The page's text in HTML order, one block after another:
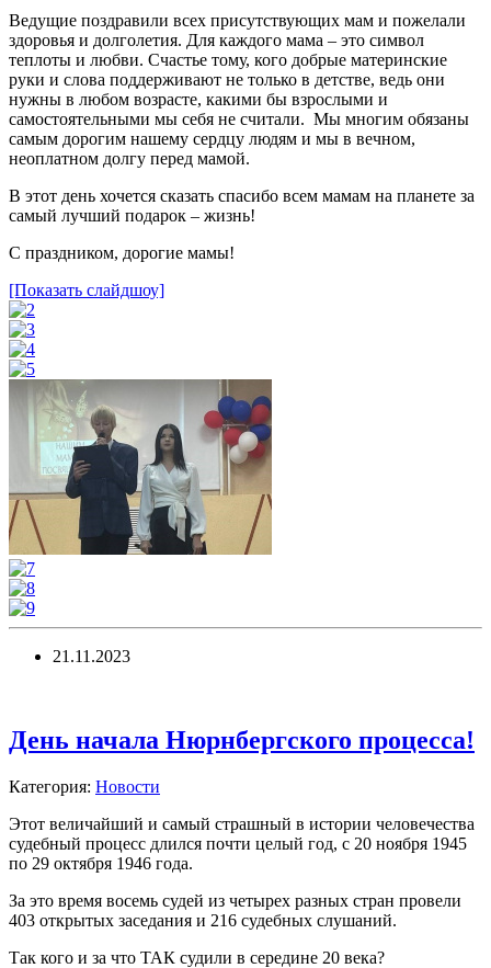
Ведущие поздравили всех присутствующих мам и пожелали
здоровья и долголетия. Для каждого мама – это символ
теплоты и любви. Счастье тому, кого добрые материнские
руки и слова поддерживают не только в детстве, ведь они
нужны в любом возрасте, какими бы взрослыми и
самостоятельными мы себя не считали. Мы многим обязаны
самым дорогим нашему сердцу людям и мы в вечном,
неоплатном долгу перед мамой.
В этот день хочется сказать спасибо всем мамам на планете за
самый лучший подарок – жизнь!
С праздником, дорогие мамы!
[Показать слайдшоу]
21.11.2023
День начала Нюрнбергского процесса!
Категория: Новости
Этот величайший и самый страшный в истории человечества
судебный процесс длился почти целый год, с 20 ноября 1945
по 29 октября 1946 года.
За это время восемь судей из четырех разных стран провели
403 открытых заседания и 216 судебных слушаний.
Так кого и за что ТАК судили в середине 20 века?